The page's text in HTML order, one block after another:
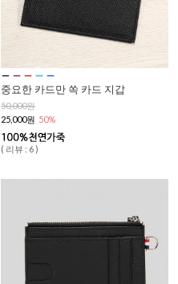
중요한 카드만 쏙 카드 지갑
50,000원
25,000원 50%
( 리뷰 : 6 )